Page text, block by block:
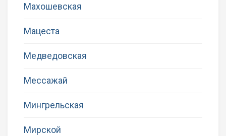
Махошевская
Мацеста
Медведовская
Мессажай
Мингрельская
Мирской